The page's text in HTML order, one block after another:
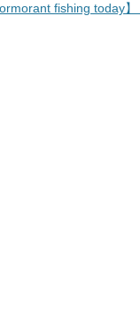
fishing today】